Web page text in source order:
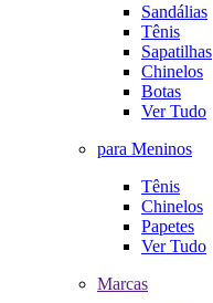
Sandálias
Tênis
Sapatilhas
Chinelos
Botas
Ver Tudo
para Meninos
Tênis
Chinelos
Papetes
Ver Tudo
Marcas